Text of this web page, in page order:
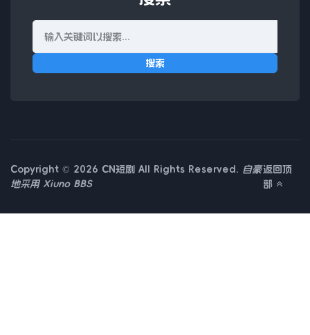
搜索
Copyright © 2026 CN短剧 All Rights Reserved. 自豪
地采用 Xiuno BBS
返回顶
部